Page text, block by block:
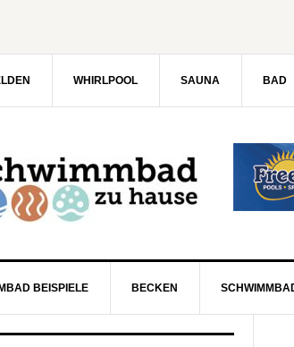
WHIRLPOOL SAUNA BAD
BEISPIELE BECKEN